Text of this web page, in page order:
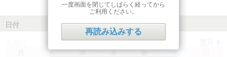
日付
火 水 木 金 土
一度画面を閉じてしばらく経ってから
ご利用ください。
再読み込みする